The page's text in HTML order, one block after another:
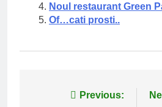
Noul restaurant Green
Of…cati prosti..
NavigarePrevious: